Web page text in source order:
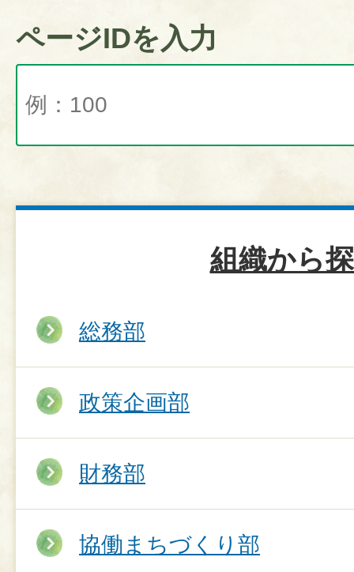
ページIDを入力
組織から
総務部
政策企画部
財務部
協働まちづくり部